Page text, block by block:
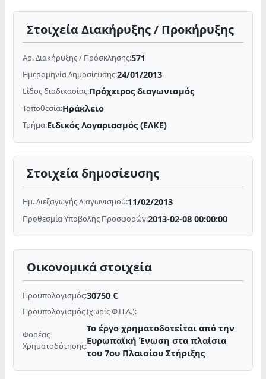
Στοιχεία Διακήρυξης / Προκήρυξης
Αρ. Διακήρυξης / Πρόσκλησης:571
Ημερομηνία Δημοσίευσης:24/01/2013
Είδος διαδικασίας:Πρόχειρος διαγωνισμός
Τοποθεσία:Ηράκλειο
Τμήμα:Ειδικός Λογαριασμός (ΕΛΚΕ)
Στοιχεία δημοσίευσης
Ημ. Διεξαγωγής Διαγωνισμού:11/02/2013
Προθεσμία Υποβολής Προσφορών:2013-02-08 00:00:00
Οικονομικά στοιχεία
Προϋπολογισμός:30750 €
Προϋπολογισμός (χωρίς Φ.Π.Α.):
Φορέας
Χρηματοδότησης:
Το έργο χρηματοδοτείται από την
Ευρωπαϊκή Ένωση στα πλαίσια
του 7ου Πλαισίου Στήριξης